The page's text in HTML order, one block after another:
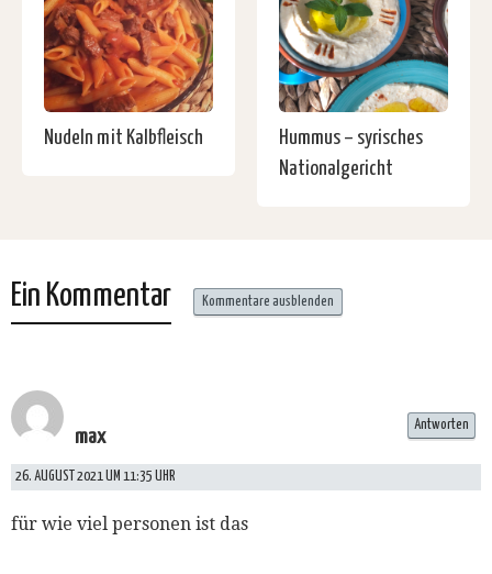
Nudeln mit Kalbfleisch
Hummus – syrisches
Nationalgericht
Ein Kommentar Kommentare ausblenden
max
26. AUGUST 2021 UM 11:35 UHR
für wie viel personen ist das
Antworten